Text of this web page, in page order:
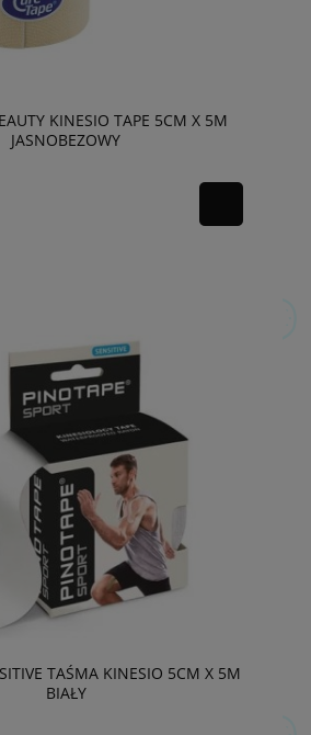
KINESIO TAPE 5CM X 5M
JASNOBEZOWY
TAŚMA KINESIO 5CM X 5M
BIAŁY